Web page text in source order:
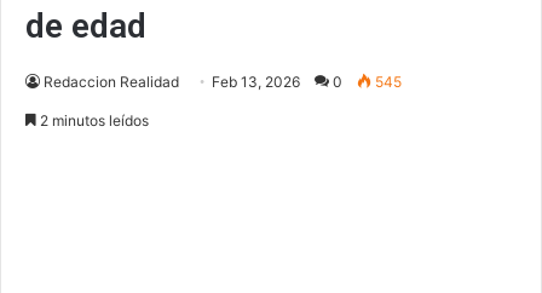
de edad
Redaccion Realidad Feb 13, 2026 0 545
2 minutos leídos